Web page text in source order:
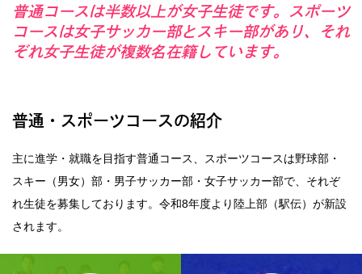
普通コースは半数以上が女子生徒です。スポーツ
コースは女子サッカー部とスキー部があり、それ
ぞれ女子生徒が複数名在籍しています。
普通・スポーツコースの紹介
主に進学・就職を目指す普通コース、スポーツコースは野球部・
スキー（男女）部・男子サッカー部・女子サッカー部で、それぞ
れ生徒を募集しております。令和8年度より陸上部（駅伝）が新設
されます。